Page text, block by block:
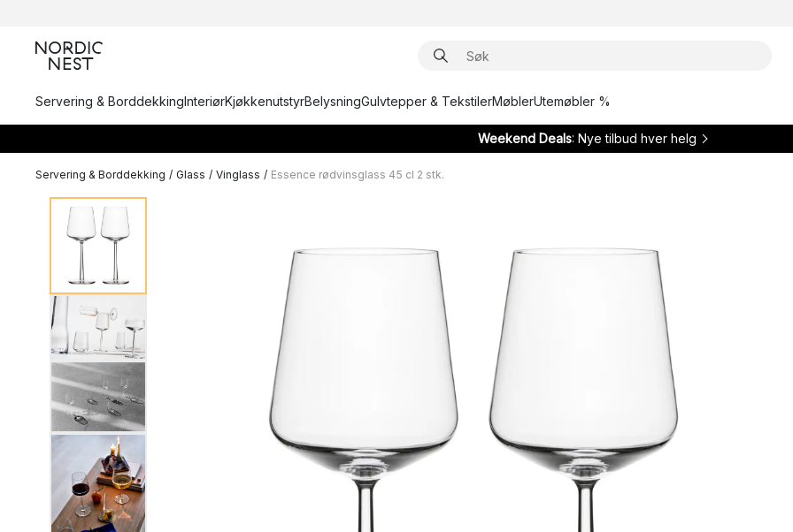
Servering & BorddekkingInteriørKjøkkenutstyrBelysningGulvtepper & TekstilerMøblerUtemøbler %
Weekend Deals: Nye tilbud hver helg
Servering & Borddekking / Glass / Vinglass / Essence rødvinsglass 45 cl 2 stk.